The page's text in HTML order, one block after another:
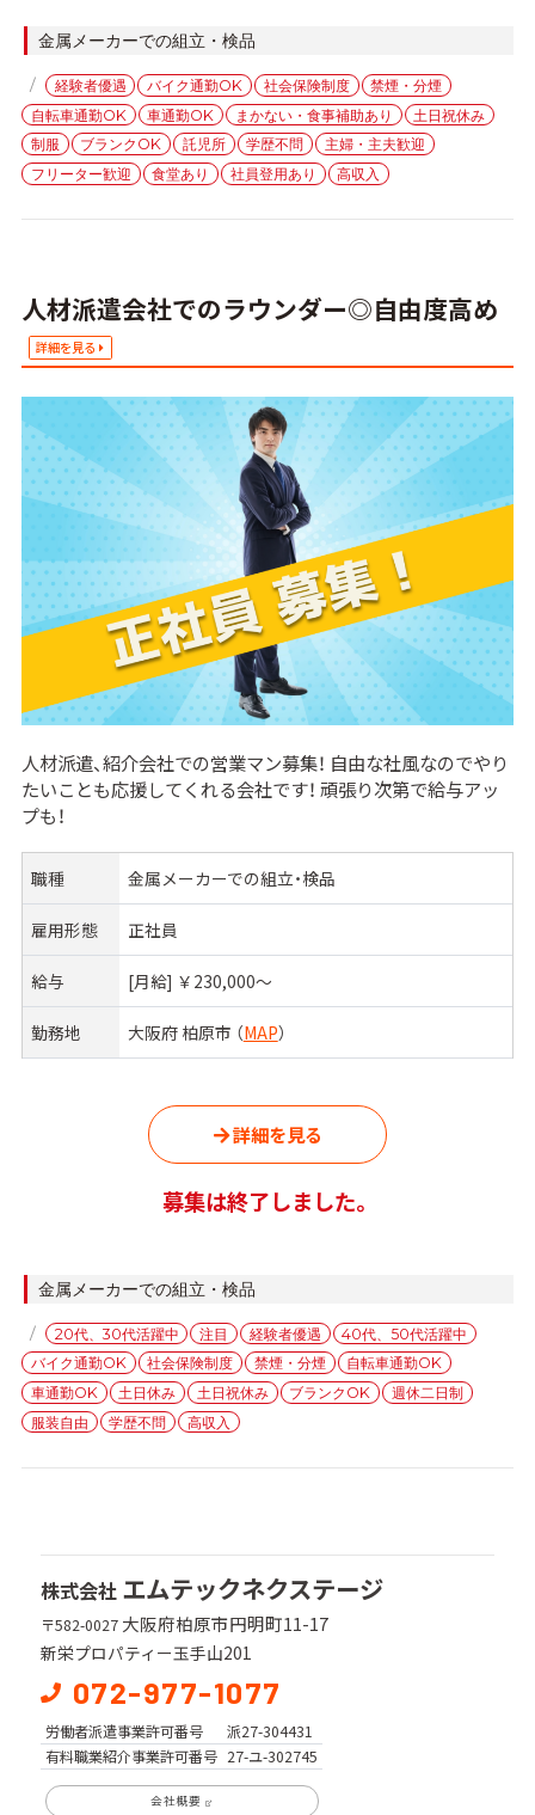
ゴ
リ
ー
金属メーカーでの組立・検品
タ
グ
経験者優遇 バイク通勤OK 社会保険制度
禁煙・分煙
自転車通勤OK
車通勤OK まかない・食事補助あり
土日祝休み
制服
ブランクOK 託児所 学歴不問
主婦・主夫歓迎
フリーター歓迎
食堂あり 社員登用あり 高収入
人材派遣会社でのラウンダー◎自由度高め
詳細を見る
人材派遣、紹介会社での営業マン募集！ 自由な社風なのでやり
たいことも応援してくれる会社です！ 頑張り次第で給与アッ
プも！
職種 金属メーカーでの組立・検品
雇用形態 正社員
給与 [月給] ￥230,000〜
勤務地 大阪府 柏原市 （MAP）
詳細を見る
募集は終了しました。
ゴ
リ
ー
金属メーカーでの組立・検品
タ
グ
20代、30代活躍中 注目 経験者優遇
40代、50代活躍中
バイク通勤OK
社会保険制度 禁煙・分煙
自転車通勤OK
車通勤OK
土日休み 土日祝休み ブランクOK
週休二日制
服装自由
学歴不問 高収入
株式会社 エムテックネクステージ
〒582-0027 大阪府柏原市円明町11-17
新栄プロパティー玉手山201
072-977-1077
労働者派遣事業許可番号
派27-304431
有料職業紹介事業許可番号 27-ユ-302745
会社概要